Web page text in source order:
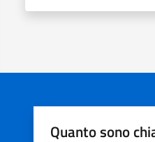
Quanto sono